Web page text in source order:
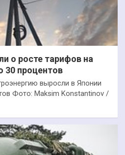
о росте тарифов на
30 процентов
выросли в Японии
Фото: Maksim Konstantinov /